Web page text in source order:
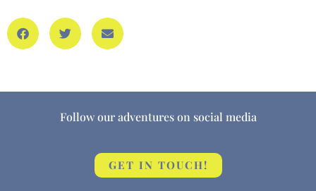
Follow our adventures on social media
GET IN TOUCH!